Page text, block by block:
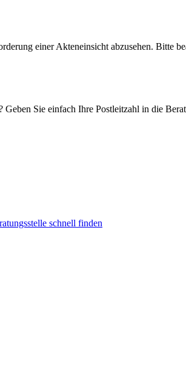
einer Akteneinsicht abzusehen. Bitte
Sie einfach Ihre Postleitzahl in die
schnell finden